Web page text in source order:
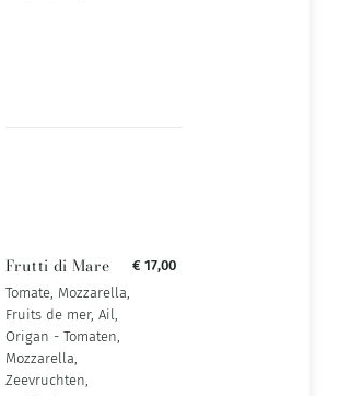
Frutti di Mare
Tomate, Mozzarella,
Fruits de mer, Ail,
Origan - Tomaten,
Mozzarella,
Zeevruchten,
€ 17,00